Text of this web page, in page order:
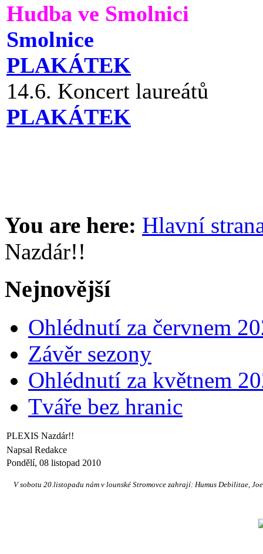
Hudba ve Smolnici
Smolnice
PLAKÁTEK
14.6. Koncert laureátů
PLAKÁTEK
You are here: Hlavní
Nazdár!!
Nejnovější
Ohlédnutí za červnem
Závěr sezony
Ohlédnutí za květnem
Tváře bez hranic
PLEXIS Nazdár!!
Napsal Redakce
Pondělí, 08 listopad 2010
V sobotu 20.listopadu nám v lounské Stromovce zahrají: Humus Debilitae,